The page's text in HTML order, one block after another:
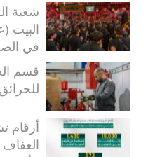
شعبة
البيت
في
قسم
أرقام